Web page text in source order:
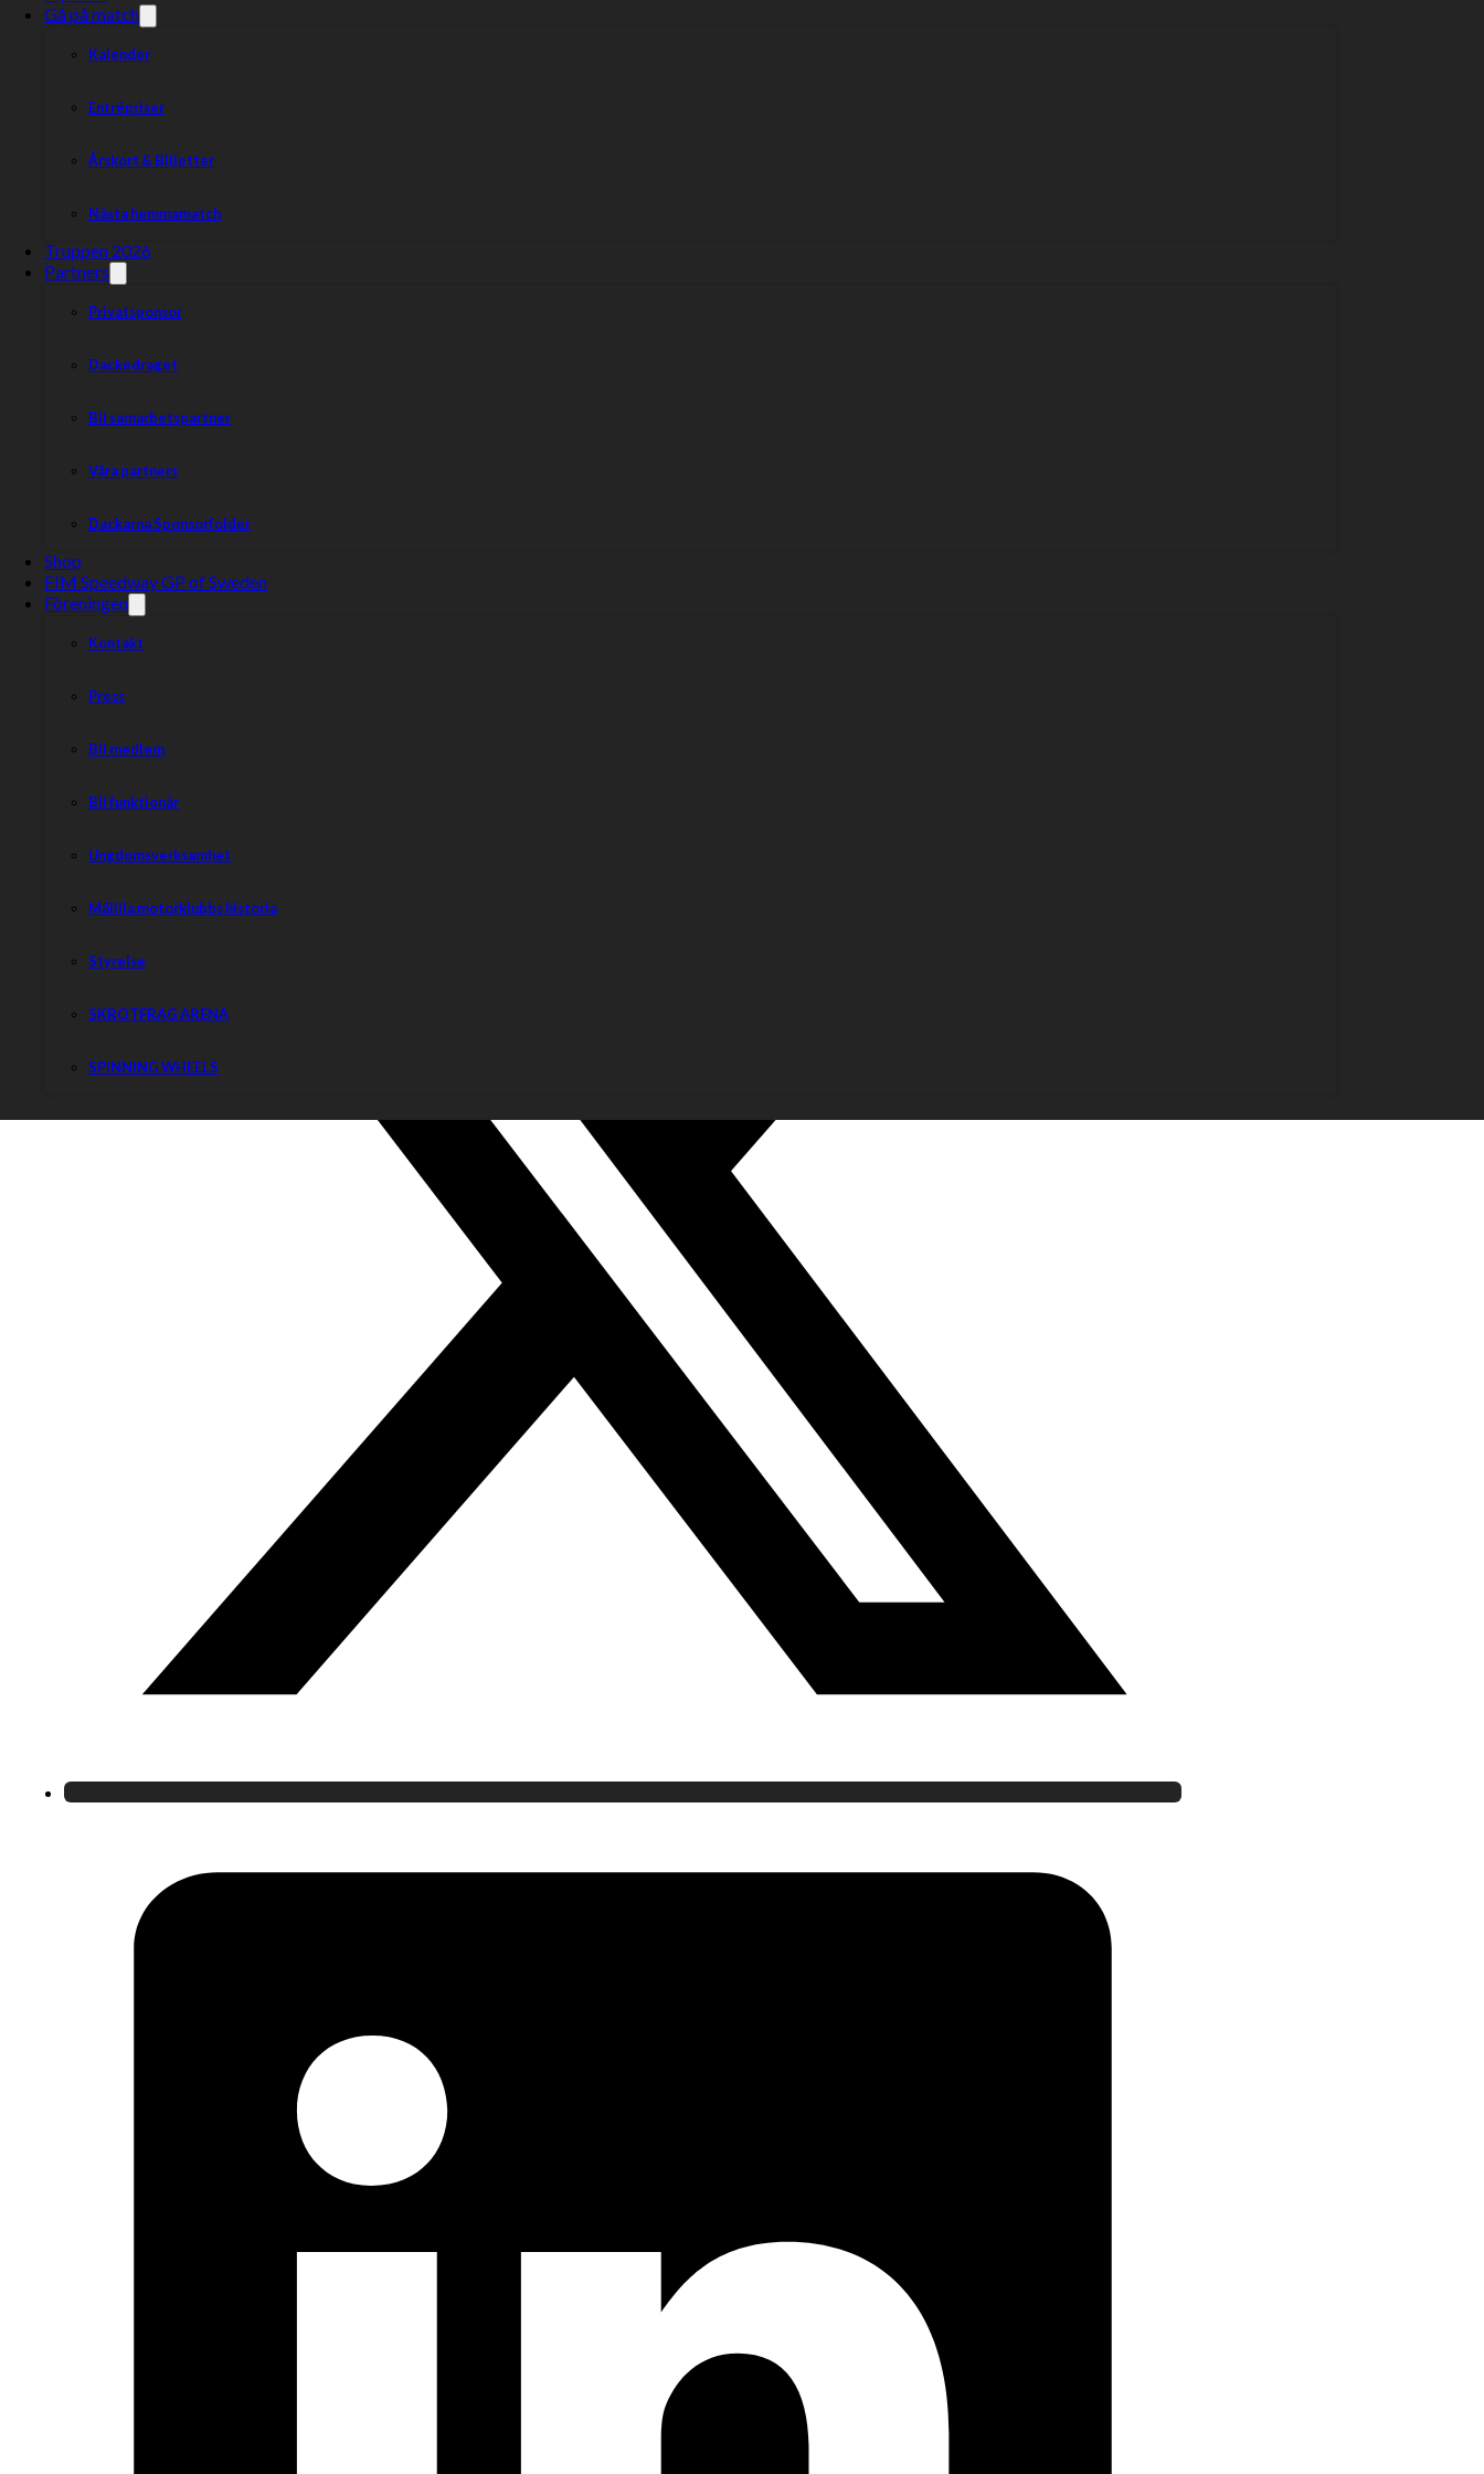
Gå på match
Kalender
Entrépriser
Årskort & Biljetter
Nästa hemmamatch
Truppen 2026
Partners
Privatsponsor
Dackedraget
Bli samarbetspartner
Våra partners
Dackarna Sponsorfolder
Shop
FIM Speedway GP of Sweden
Föreningen
Kontakt
Press
Bli medlem
Bli funktionär
Ungdomsverksamhet
Målilla motorklubbs historia
Styrelse
SKROTFRAG ARENA
SPINNING WHEELS